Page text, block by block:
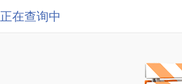
正在查询中